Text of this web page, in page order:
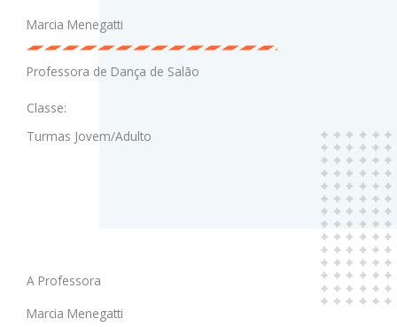
Marcia Menegatti
Professora de Dança de Salão
Classe:
Turmas Jovem/Adulto
A Professora
Marcia Menegatti